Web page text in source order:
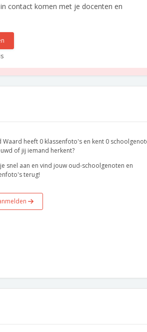
contact komen met je docenten en
Waard heeft 0 klassenfoto's en kent 0
of jij iemand herkent?
snel aan en vind jouw oud-schoolgenoten en
terug!